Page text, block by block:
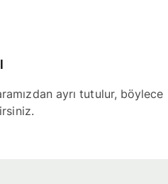
ayrı tutulur, böylece